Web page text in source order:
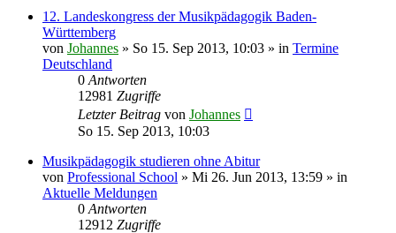
12. Landeskongress der Musikpädagogik Baden-
Württemberg
von Johannes » So 15. Sep 2013, 10:03 » in Termine
Deutschland
0 Antworten
12981 Zugriffe
Letzter Beitrag von Johannes
So 15. Sep 2013, 10:03
Musikpädagogik studieren ohne Abitur
von Professional School » Mi 26. Jun 2013, 13:59 » in
Aktuelle Meldungen
0 Antworten
12912 Zugriffe